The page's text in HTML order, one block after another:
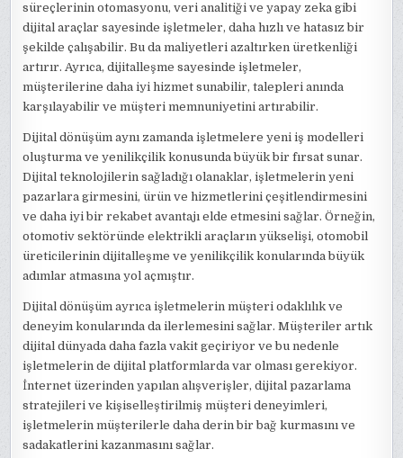
süreçlerinin otomasyonu, veri analitiği ve yapay zeka gibi
dijital araçlar sayesinde işletmeler, daha hızlı ve hatasız bir
şekilde çalışabilir. Bu da maliyetleri azaltırken üretkenliği
artırır. Ayrıca, dijitalleşme sayesinde işletmeler,
müşterilerine daha iyi hizmet sunabilir, talepleri anında
karşılayabilir ve müşteri memnuniyetini artırabilir.
Dijital dönüşüm aynı zamanda işletmelere yeni iş modelleri
oluşturma ve yenilikçilik konusunda büyük bir fırsat sunar.
Dijital teknolojilerin sağladığı olanaklar, işletmelerin yeni
pazarlara girmesini, ürün ve hizmetlerini çeşitlendirmesini
ve daha iyi bir rekabet avantajı elde etmesini sağlar. Örneğin,
otomotiv sektöründe elektrikli araçların yükselişi, otomobil
üreticilerinin dijitalleşme ve yenilikçilik konularında büyük
adımlar atmasına yol açmıştır.
Dijital dönüşüm ayrıca işletmelerin müşteri odaklılık ve
deneyim konularında da ilerlemesini sağlar. Müşteriler artık
dijital dünyada daha fazla vakit geçiriyor ve bu nedenle
işletmelerin de dijital platformlarda var olması gerekiyor.
İnternet üzerinden yapılan alışverişler, dijital pazarlama
stratejileri ve kişiselleştirilmiş müşteri deneyimleri,
işletmelerin müşterilerle daha derin bir bağ kurmasını ve
sadakatlerini kazanmasını sağlar.